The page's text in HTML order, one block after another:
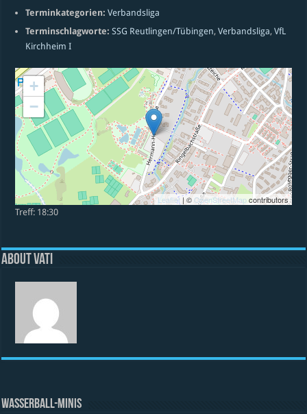
Terminkategorien: Verbandsliga
Terminschlagworte: SSG Reutlingen/Tübingen,Verbandsliga,VfL
Kirchheim I
+
−
Leaflet| ©OpenStreetMapcontributors
Treff: 18:30
About vati
WASSERBALL-MINIS